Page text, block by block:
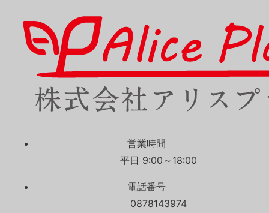
営業時間
平日 9:00～18:00
電話番号
0878143974